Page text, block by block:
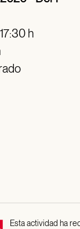
h
Esta actividad ha